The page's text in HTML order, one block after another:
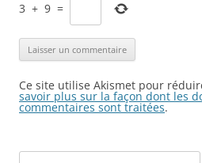
3 + 9 =
Ce site utilise Akismet pour
savoir plus sur la façon dont les
commentaires sont traitées.